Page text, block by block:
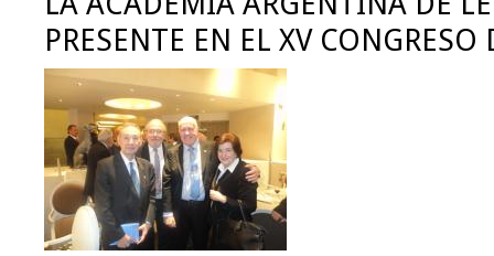
PRESENTE EN EL XV CONGRESO